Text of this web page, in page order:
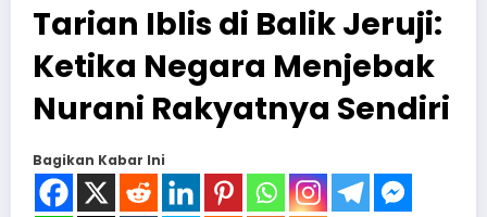
Tarian Iblis di Balik Jeruji:
Ketika Negara Menjebak
Nurani Rakyatnya Sendiri
Bagikan Kabar Ini